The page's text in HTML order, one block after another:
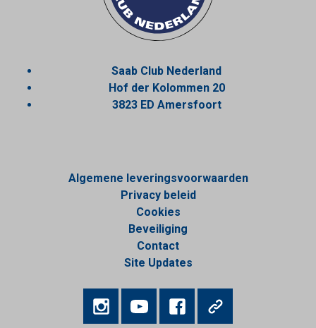
Saab Club Nederland
Hof der Kolommen 20
3823 ED Amersfoort
Algemene leveringsvoorwaarden
Privacy beleid
Cookies
Beveiliging
Contact
Site Updates